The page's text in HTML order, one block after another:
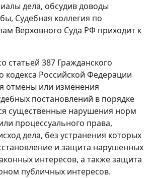
дела, обсудив доводы
Судебная коллегия по
Верховного Суда РФ приходит к
статьей 387 Гражданского
кодекса Российской Федерации
отмены или изменения
постановлений в порядке
существенные нарушения норм
процессуального права,
дела, без устранения которых
и защита нарушенных
интересов, а также защита
публичных интересов.